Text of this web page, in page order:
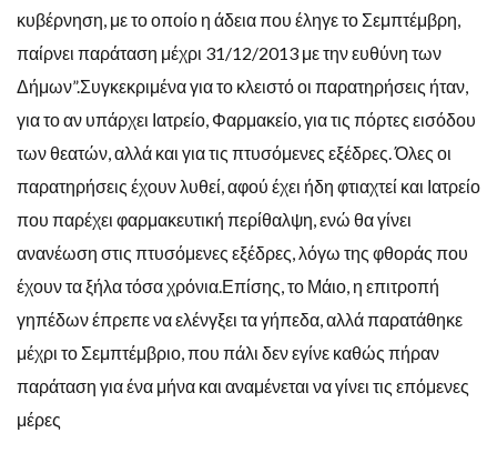
κυβέρνηση, με το οποίο η άδεια που έληγε το Σεμπτέμβρη,
παίρνει παράταση μέχρι 31/12/2013 με την ευθύνη των
Δήμων”.Συγκεκριμένα για το κλειστό οι παρατηρήσεις ήταν,
για το αν υπάρχει Ιατρείο, Φαρμακείο, για τις πόρτες εισόδου
των θεατών, αλλά και για τις πτυσόμενες εξέδρες. Όλες οι
παρατηρήσεις έχουν λυθεί, αφού έχει ήδη φτιαχτεί και Ιατρείο
που παρέχει φαρμακευτική περίθαλψη, ενώ θα γίνει
ανανέωση στις πτυσόμενες εξέδρες, λόγω της φθοράς που
έχουν τα ξήλα τόσα χρόνια.Επίσης, το Μάιο, η επιτροπή
γηπέδων έπρεπε να ελένγξει τα γήπεδα, αλλά παρατάθηκε
μέχρι το Σεμπτέμβριο, που πάλι δεν εγίνε καθώς πήραν
παράταση για ένα μήνα και αναμένεται να γίνει τις επόμενες
μέρες